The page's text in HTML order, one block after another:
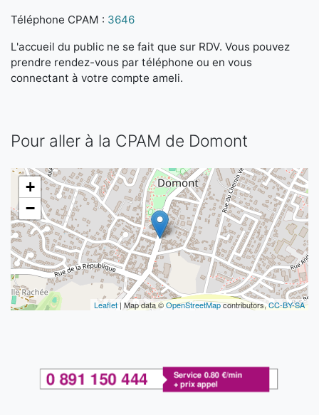
Téléphone CPAM : 3646
L'accueil du public ne se fait que sur RDV. Vous pouvez
prendre rendez-vous par téléphone ou en vous
connectant à votre compte ameli.
Pour aller à la CPAM de Domont
+
−
Leaflet| Map data ©OpenStreetMapcontributors,CC-BY-SA